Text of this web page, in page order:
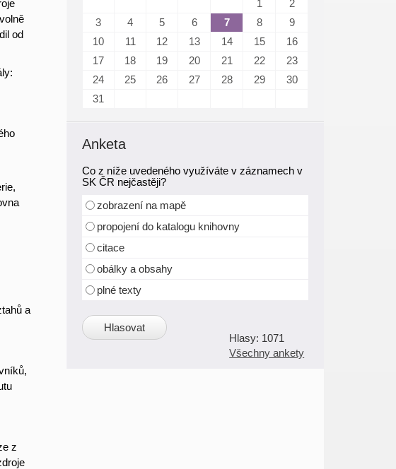
od
a
z
1
2
3
4 5 6 7 8
9
10
11 12 13 14 15
16
17
18 19 20 21 22
23
24
25 26 27 28 29
30
31
Anketa
Co z níže uvedeného využíváte v záznamech v
SK ČR nejčastěji?
zobrazení na mapě
propojení do katalogu knihovny
citace
obálky a obsahy
plné texty
1071
Všechny ankety